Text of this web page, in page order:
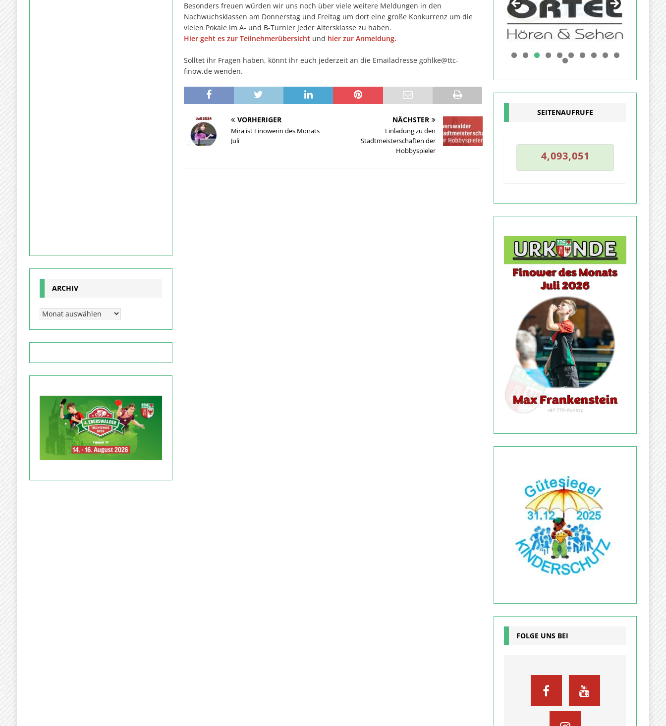
Besonders freuen würden wir uns noch über viele weitere Meldungen in den
Nachwuchsklassen am Donnerstag und Freitag um dort eine große Konkurrenz um die
vielen Pokale im A- und B-Turnier jeder Altersklasse zu haben.
Hier geht es zur Teilnehmerübersicht und hier zur Anmeldung.
Solltet ihr Fragen haben, könnt ihr euch jederzeit an die Emailadressegohlke@ttc-
finow.de wenden.
VORHERIGER
Mira ist Finowerin des Monats
Juli
NÄCHSTER
Einladung zu den
Stadtmeisterschaften der
Hobbyspieler
ARCHIV
0
1
SEITENAUFRUFE
4
4
,
,
0
0
9
9
3
3
,
,
0
0
5
51
0
FOLGE UNS BEI